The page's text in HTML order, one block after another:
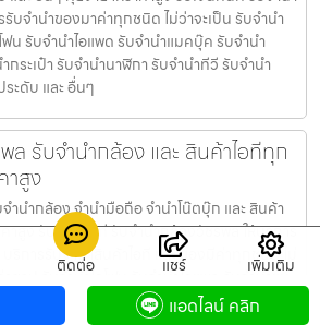
บจำนำของมาค่าทุกชนิด ไม่ว่าจะเป็น รับจํานํา
น รับจํานําไอแพด รับจํานําแมคบุ๊ค รับจํานํา
ระเป๋า รับจํานํานาฬิกา รับจํานําทีวี รับจํานํา
ะดับ และ อื่นๆ
ล รับจํานํากล้อง และ สินค้าไอทีทุก
าสูง
านํากล้อง จำนำมือถือ จำนำโน๊ตบุ๊ก และ สินค้า
าสูง รับเงินทันที รับจำนำกล้องวัชรพล ให้บริการ
ริการรับจํานําสินค้าไอที และ ของมีค่าทุกชนิด ไม่
ยรูป รับจํานําไอโฟน รับจํานําไอแพด รับจํานําแม
เนม รับจํานํากระเป๋า รับจํานํานาฬิกา รับจํานํา
นําเครื่องประดับ คุยง่าย ให้ราคาสูง รับเงินทันที
ติดต่อ แชร์ เพิ่มเติม
แอดไลน์ คลิก